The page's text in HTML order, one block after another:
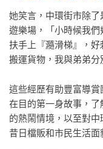
她笑言，中環街市除
遊樂場，「小時候我
扶手上『瀡滑梯』，
搬運貨物，我與弟弟分
這些經歷有助豐富導
在目的第一身故事，
的熱鬧情境，以至對
昔日檔販和市民生活面